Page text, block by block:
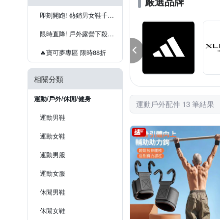
即刻開跑! 熱銷男女鞋千元有找
限時直降! 戶外露營下殺5折起
🔥寶可夢專區 限時88折
相關分類
運動/戶外/休閒/健身
運動男鞋
運動女鞋
運動男服
運動女服
休閒男鞋
休閒女鞋
運動戶外配件 13 筆結果